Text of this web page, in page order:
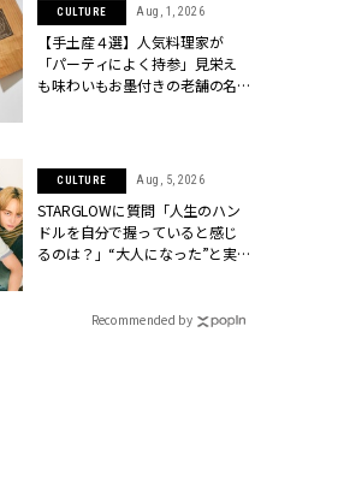
CULTURE Aug, 1, 2026
【手土産４選】人気料理家が
「パーティによく持参」見栄え
も味わいもお墨付きの老舗の名
CULTURE Aug, 5, 2026
STARGLOWに質問「人生のハン
ドルを自分で握っていると感じ
るのは？」“大️人になった”と実
CLASSY.[クラッシィ]
Recommended by